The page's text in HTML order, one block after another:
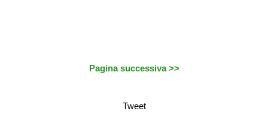
Pagina successiva >>
Tweet